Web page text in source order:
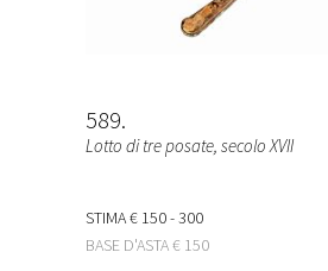
589
Lotto di tre posate, secolo XVII
STIMA€ 150 - 300
BASE D'ASTA€ 150